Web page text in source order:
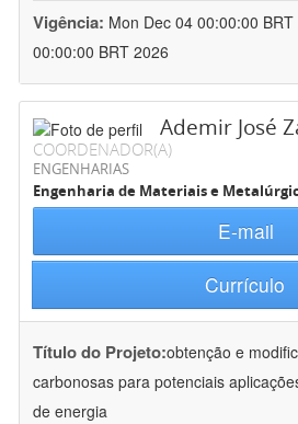
Vigência: Mon Dec 04 00:00:00
00:00:00 BRT 2026
Ademir José
COORDENADOR(A)
ENGENHARIAS
Engenharia de Materiais e
E-mail
Currículo
Título do Projeto:obtenção e
carbonosas para potenciais
de energia